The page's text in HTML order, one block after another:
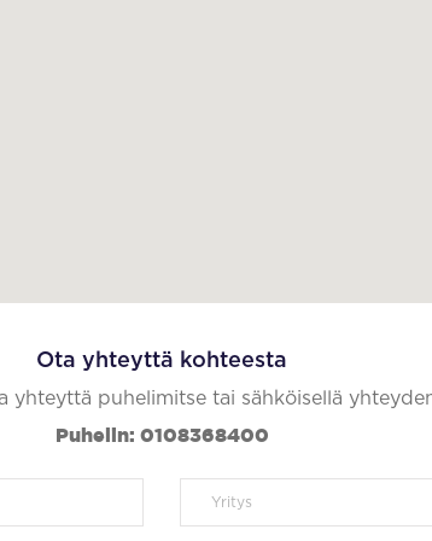
Ota yhteyttä kohteesta
yhteyttä puhelimitse tai sähköisellä
Puhelin: 0108368400